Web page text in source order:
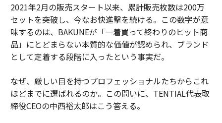
2021年2月の販売スタート以来、累計販売枚数は200万
セットを突破し、今なお快進撃を続ける。この数字が意
味するのは、BAKUNEが「一着買って終わりのヒット商
品」にとどまらない本質的な価値が認められ、ブランド
として定着する段階に入ったという事実だ。
なぜ、厳しい目を持つプロフェッショナルたちからこれ
ほどまでに選ばれるのか。この問いに、TENTIAL代表取
締役CEOの中西裕太郎はこう答える。